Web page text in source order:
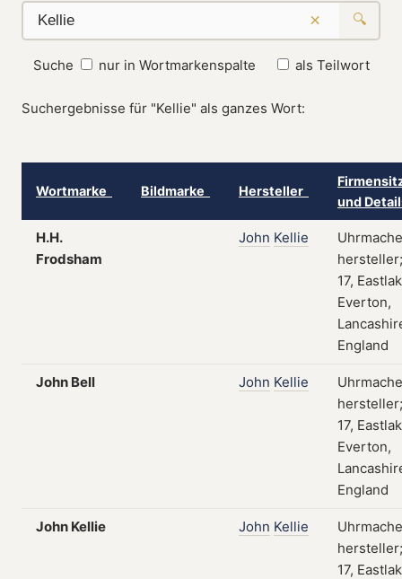
× 🔍
Suche nur in Wortmarkenspalte als Teilwort
Suchergebnisse für "Kellie" als ganzes Wort:
Wortmarke Bildmarke Hersteller
und
H.H.
Frodsham
John Kellie
hersteller;
17,
Everton,
England
John Bell John Kellie
hersteller;
17,
Everton,
England
John Kellie John Kellie
hersteller;
17,